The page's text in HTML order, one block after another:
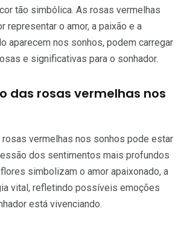
tão simbólica. As rosas vermelhas
representar o amor, a paixão e a
aparecem nos sonhos, podem carregar
e significativas para o sonhador.
das rosas vermelhas nos
vermelhas nos sonhos pode estar
dos sentimentos mais profundos
simbolizam o amor apaixonado, a
vital, refletindo possíveis emoções
está vivenciando.